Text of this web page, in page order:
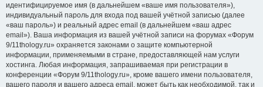
идентифицируемое имя (в дальнейшем «ваше имя пользователя»),
индивидуальный пароль для входа под вашей учётной записью (далее
«ваш пароль») и реальный адрес email (в дальнейшем «ваш адрес
email»). Ваша информация из вашей учётной записи на форумах «Форум
9/11thology.ru» охраняется законами о защите компьютерной
информации, применяемыми в стране, предоставляющей нам услуги
хостинга. Любая информация, запрашиваемая при регистрации в
конференции «Форум 9/11thology.ru», кроме вашего имени пользователя,
вашего пароля и вашего адреса email, может быть как необходимой, так и